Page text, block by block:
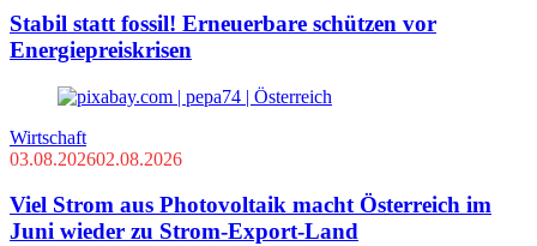
Stabil statt fossil! Erneuerbare schützen vor
Energiepreiskrisen
Wirtschaft
03.08.202602.08.2026
Viel Strom aus Photovoltaik macht Österreich im
Juni wieder zu Strom-Export-Land